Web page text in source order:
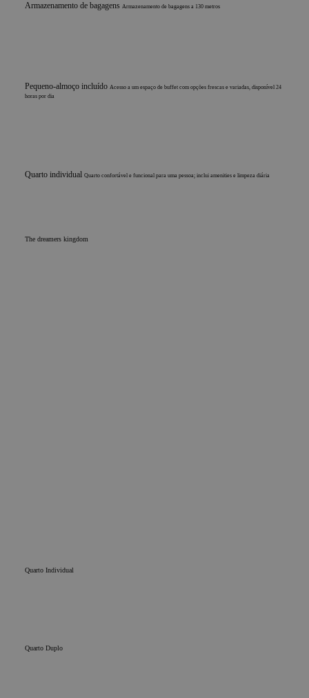
Armazenamento de bagagens Armazenamento de bagagens a 130 metros
Pequeno-almoço incluído Acesso a um espaço de buffet com opções frescas e variadas, disponível 24
horas por dia
Quarto individual Quarto confortável e funcional para uma pessoa; inclui amenities e limpeza diária
The dreamers kingdom
Quarto Individual
Quarto Duplo